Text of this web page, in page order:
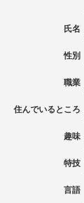
氏名
性別
職業
住んでいるところ
趣味
特技
言語